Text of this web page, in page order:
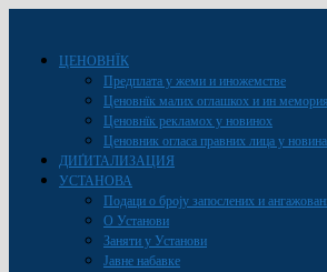
ЦЕНОВНЇК
Предплата у жеми и иножемстве
Ценовнїк малих оглашкох и ин
Ценовнїк рекламох у новинох
Ценовник огласа правних лица у
ДИҐИТАЛИЗАЦИЯ
УСТАНОВА
Подаци о броју запослених и
О Установи
Заняти у Установи
Јавне набавке